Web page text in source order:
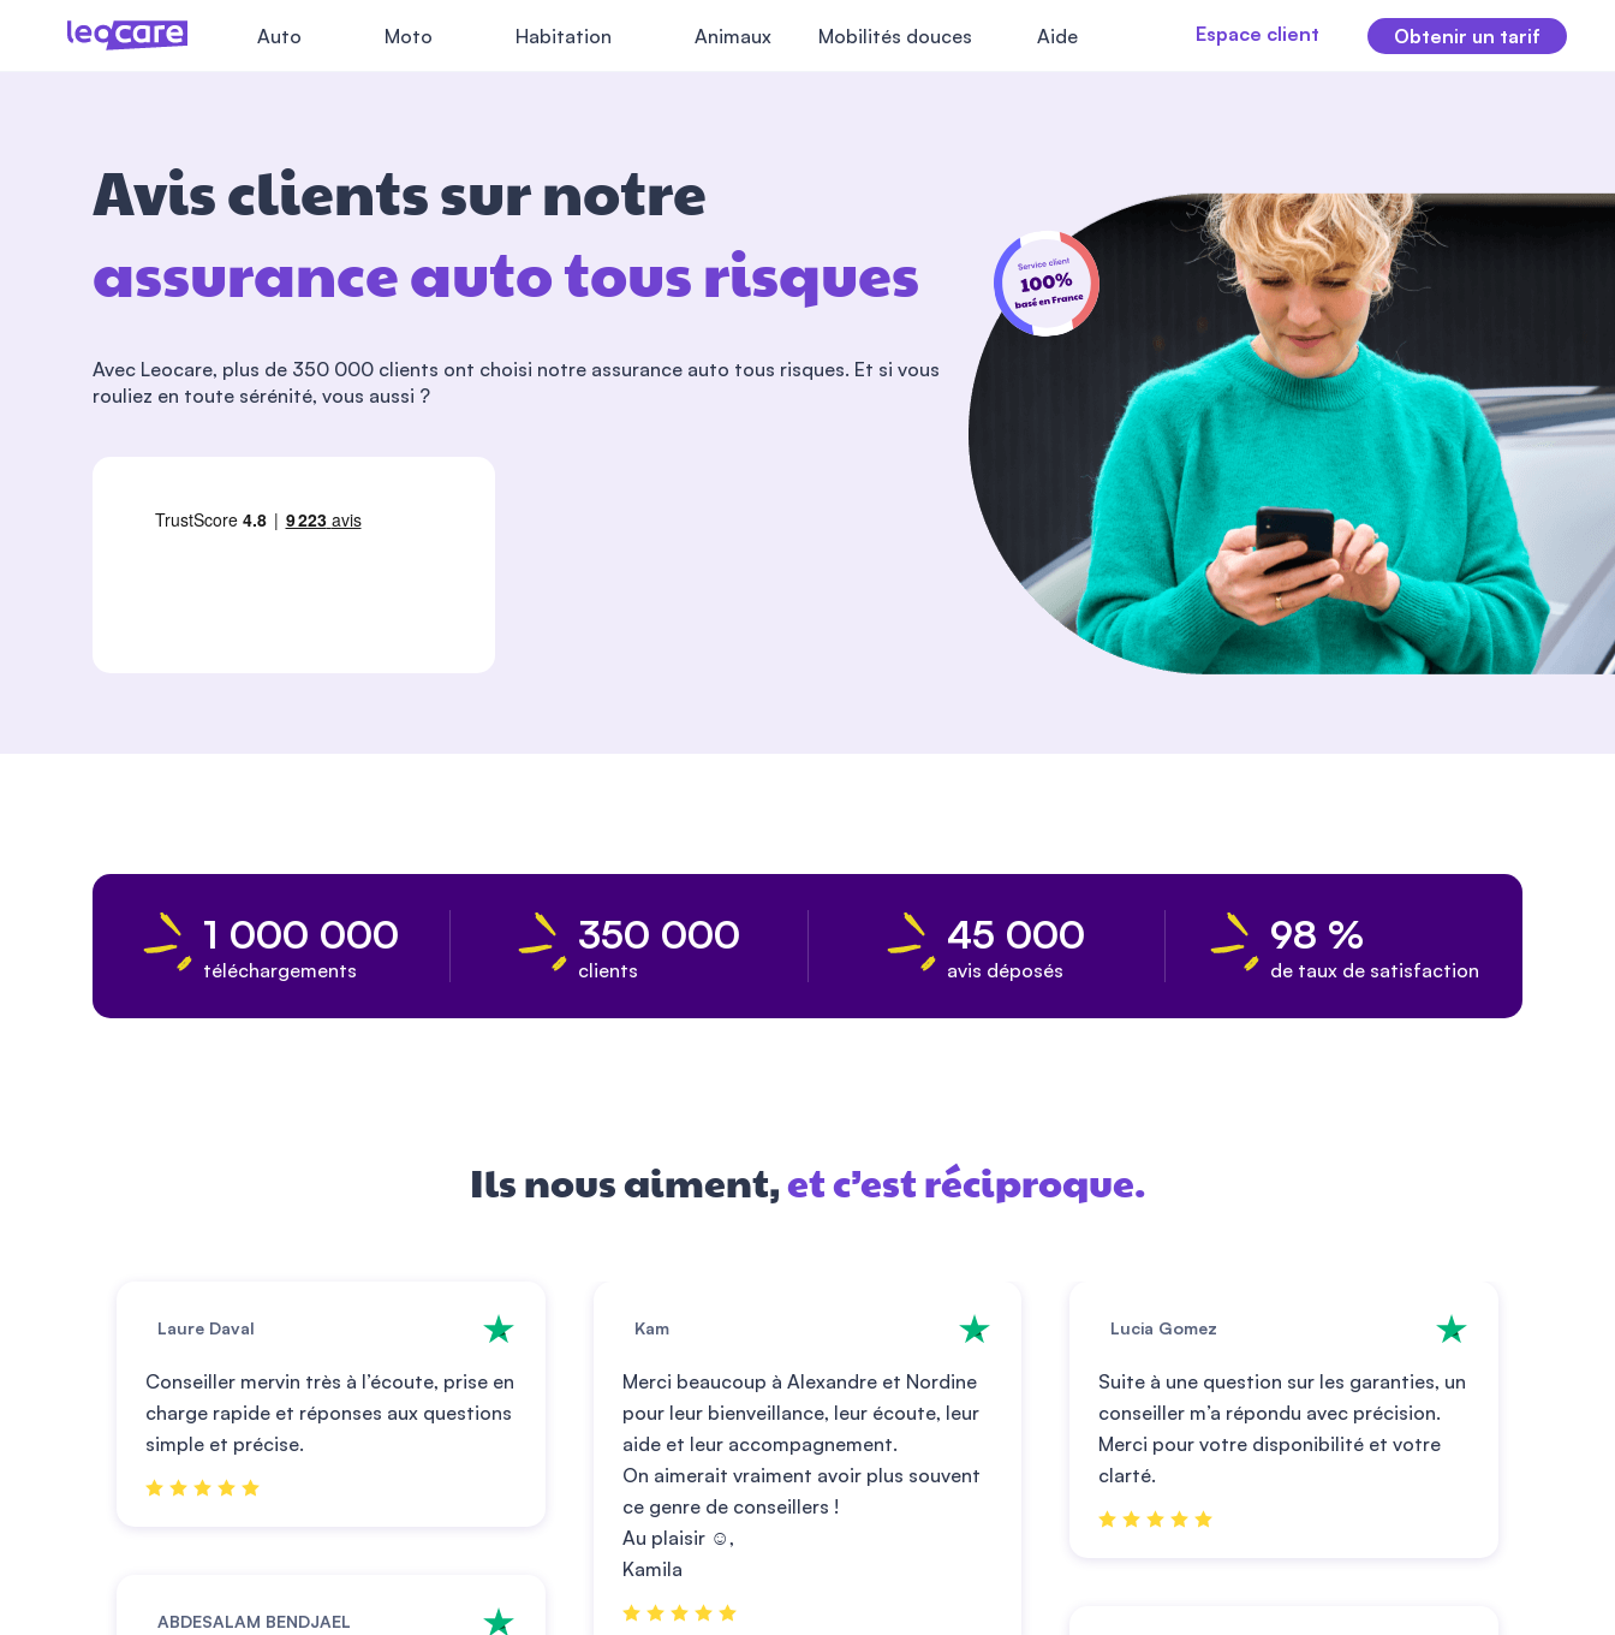
Auto Moto Habitation Animaux Mobilités douces Aide Espace client Obtenir un tarif
Avis clients sur notre
assurance auto tous risques
Avec Leocare, plus de 350 000 clients ont choisi notre assurance auto tous risques. Et si vous
rouliez en toute sérénité, vous aussi ?
1 000 000
téléchargements
350 000
clients
45 000
avis déposés
98 %
de taux de satisfaction
Ils nous aiment, et c’est réciproque.
Laure Daval
Conseiller mervin très à l’écoute, prise en
charge rapide et réponses aux questions
simple et précise.
ABDESALAM BENDJAEL
Kam
Merci beaucoup à Alexandre et Nordine
pour leur bienveillance, leur écoute, leur
aide et leur accompagnement.
On aimerait vraiment avoir plus souvent
ce genre de conseillers !
Au plaisir ☺️,
Kamila
Lucia Gomez
Suite à une question sur les garanties, un
conseiller m’a répondu avec précision.
Merci pour votre disponibilité et votre
clarté.